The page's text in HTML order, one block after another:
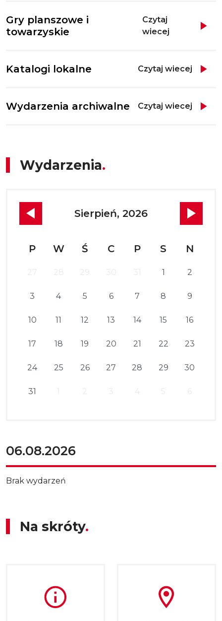
Gry planszowe i
towarzyskie
Czytaj
wiecej
Katalogi lokalne Czytaj wiecej
Wydarzenia archiwalne Czytaj wiecej
Wydarzenia
Sierpień, 2026
P W Ś C P S N
1 2
3 4 5 6 7 8 9
10 11 12 13 14 15 16
17 18 19 20 21 22 23
24 25 26 27 28 29 30
31
06.08.2026
Brak wydarzeń
Na skróty